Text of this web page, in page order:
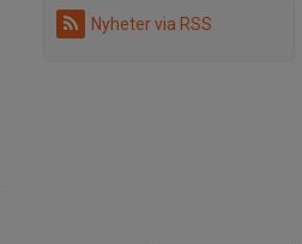
Nyheter via RSS